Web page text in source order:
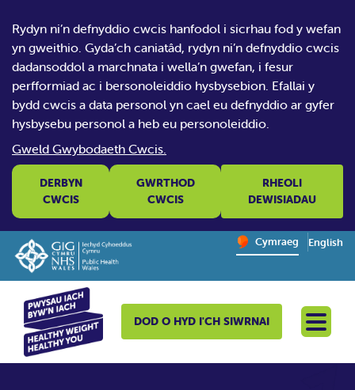
Rydyn ni’n defnyddio cwcis hanfodol i sicrhau fod y wefan
yn gweithio. Gyda’ch caniatâd, rydyn ni’n defnyddio cwcis
dadansoddol a marchnata i wella’n gwefan, i fesur
perfformiad ac i bersonoleiddio hysbysebion. Efallai y
bydd cwcis a data personol yn cael eu defnyddio ar gyfer
hysbysebu personol a heb eu personoleiddio.
Gweld Gwybodaeth Cwcis.
DERBYN
CWCIS
GWRTHOD
CWCIS
RHEOLI
DEWISIADAU
Change website
Cymraeg English
– Newid
DOD O HYD I'CH SIWRNAI